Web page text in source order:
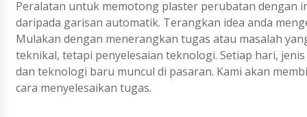
Peralatan untuk memotong plaster perubatan dengan
daripada garisan automatik. Terangkan idea anda
Mulakan dengan menerangkan tugas atau masalah
teknikal, tetapi penyelesaian teknologi. Setiap hari,
dan teknologi baru muncul di pasaran. Kami akan
cara menyelesaikan tugas.